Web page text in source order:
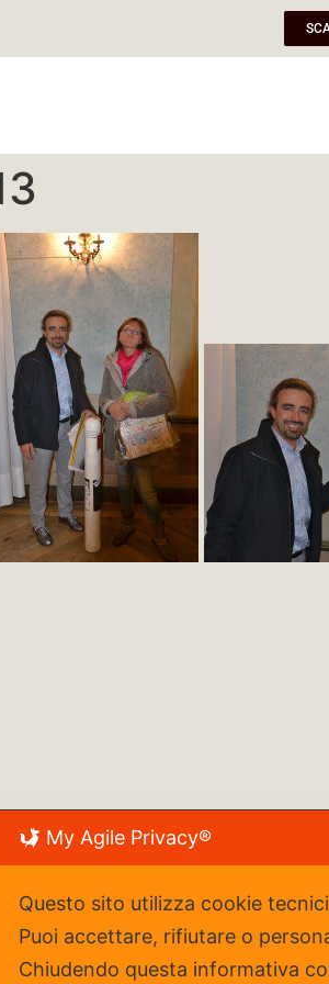
My Agile Privacy®
Questo sito utilizza cookie
Puoi accettare, rifiutare o
Chiudendo questa informativa